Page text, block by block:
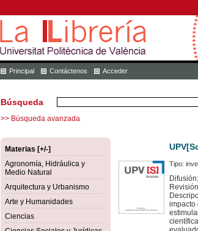
Principal Contáctenos Acceder
Búsqueda
>> Búsqueda avanzada
Materias [+/-]
Agronomía, Hidráulica y
Medio Natural
Arquitectura y Urbanismo
Arte y Humanidades
Ciencias
Tipo:
impacto